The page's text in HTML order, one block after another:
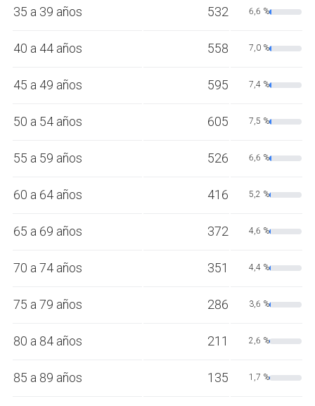
35 a 39 años 532 6,6 %
40 a 44 años 558 7,0 %
45 a 49 años 595 7,4 %
50 a 54 años 605 7,5 %
55 a 59 años 526 6,6 %
60 a 64 años 416 5,2 %
65 a 69 años 372 4,6 %
70 a 74 años 351 4,4 %
75 a 79 años 286 3,6 %
80 a 84 años 211 2,6 %
85 a 89 años 135 1,7 %